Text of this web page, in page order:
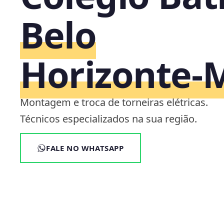
Belo
Montagem e troca de torneiras elétricas.
Técnicos especializados na sua região.
FALE NO WHATSAPP